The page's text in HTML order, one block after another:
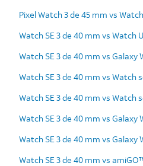
Pixel Watch 3 de 45 mm vs
Watch SE 3 de 40 mm vs Watch
Watch SE 3 de 40 mm vs Galaxy
Watch SE 3 de 40 mm vs Watch
Watch SE 3 de 40 mm vs Watch
Watch SE 3 de 40 mm vs Galaxy
Watch SE 3 de 40 mm vs Galaxy
Watch SE 3 de 40 mm vs